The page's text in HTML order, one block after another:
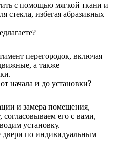
с помощью мягкой ткани и
стекла, избегая абразивных
перегородок, включая
а также
начала и до установки?
и замера помещения,
согласовываем его с вами,
установку.
двери по индивидуальным